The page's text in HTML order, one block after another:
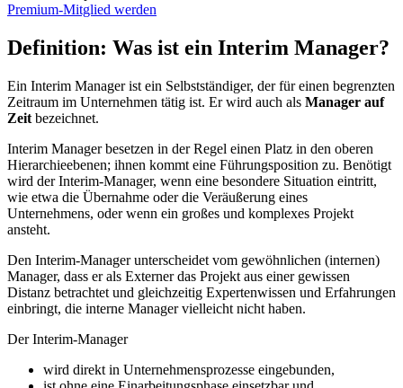
Premium-Mitglied werden
Definition: Was ist ein Interim Manager?
Ein Interim Manager ist ein Selbstständiger, der für einen begrenzten
Zeitraum im Unternehmen tätig ist. Er wird auch als Manager auf
Zeit bezeichnet.
Interim Manager besetzen in der Regel einen Platz in den oberen
Hierarchieebenen; ihnen kommt eine Führungsposition zu. Benötigt
wird der Interim-Manager, wenn eine besondere Situation eintritt,
wie etwa die Übernahme oder die Veräußerung eines
Unternehmens, oder wenn ein großes und komplexes Projekt
ansteht.
Den Interim-Manager unterscheidet vom gewöhnlichen (internen)
Manager, dass er als Externer das Projekt aus einer gewissen
Distanz betrachtet und gleichzeitig Expertenwissen und Erfahrungen
einbringt, die interne Manager vielleicht nicht haben.
Der Interim-Manager
wird direkt in Unternehmensprozesse eingebunden,